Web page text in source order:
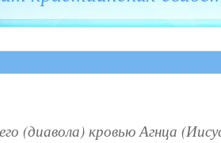
(диавола) кровью Агнца